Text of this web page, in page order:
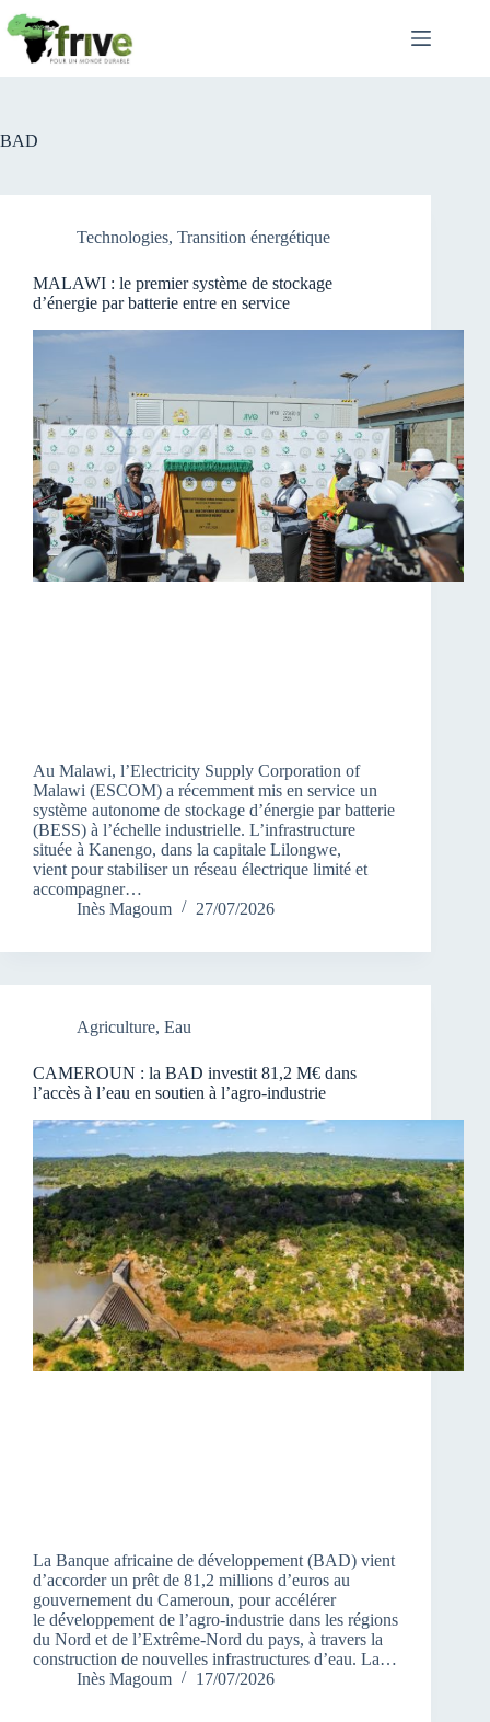
au
contenu
BAD
Technologies, Transition énergétique
MALAWI : le premier système de stockage
d’énergie par batterie entre en service
Au Malawi, l’Electricity Supply Corporation of
Malawi (ESCOM) a récemment mis en service un
système autonome de stockage d’énergie par batterie
(BESS) à l’échelle industrielle. L’infrastructure
située à Kanengo, dans la capitale Lilongwe,
vient pour stabiliser un réseau électrique limité et
accompagner…
Inès Magoum
27/07/2026
Agriculture, Eau
CAMEROUN : la BAD investit 81,2 M€ dans
l’accès à l’eau en soutien à l’agro-industrie
La Banque africaine de développement (BAD) vient
d’accorder un prêt de 81,2 millions d’euros au
gouvernement du Cameroun, pour accélérer
le développement de l’agro-industrie dans les régions
du Nord et de l’Extrême-Nord du pays, à travers la
construction de nouvelles infrastructures d’eau. La…
Inès Magoum
17/07/2026